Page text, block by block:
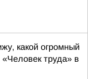
какой огромный
труда» в